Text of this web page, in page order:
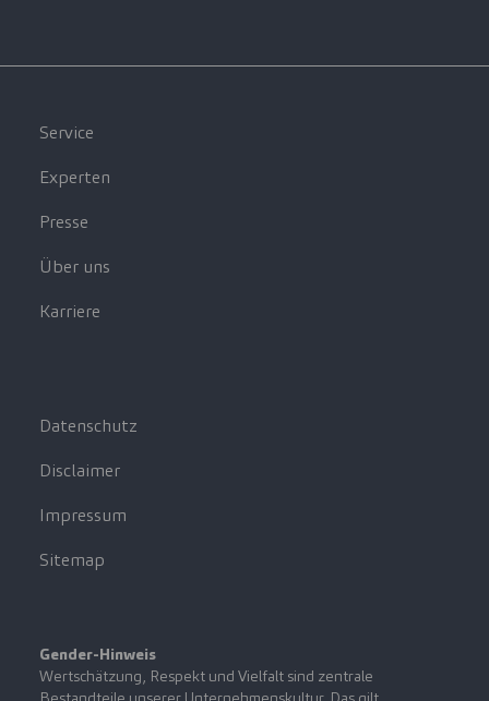
Service
Experten
Presse
Über uns
Karriere
Datenschutz
Disclaimer
Impressum
Sitemap
Gender-Hinweis
Wertschätzung, Respekt und Vielfalt sind zentrale